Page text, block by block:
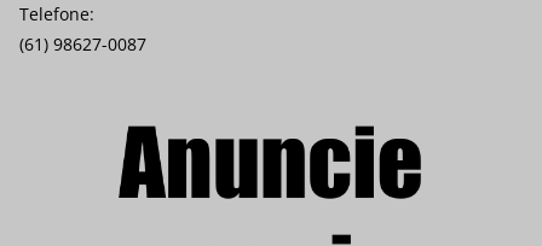
Telefone:
(61) 98627-0087